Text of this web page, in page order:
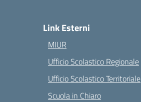
Link Esterni
MIUR
Ufficio Scolastico Regionale
Ufficio Scolastico Territoriale
Scuola in Chiaro